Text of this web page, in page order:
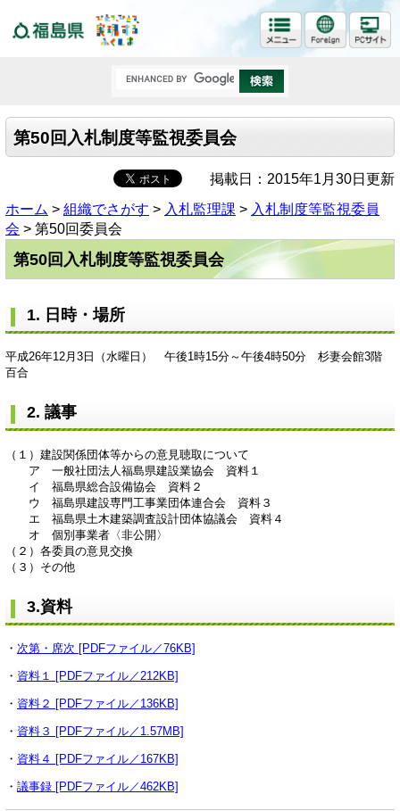
第50回入札制度等監視委員会
掲載日：2015年1月30日更新
ホーム > 組織でさがす > 入札監理課 > 入札制度等監視委員
会 > 第50回委員会
第50回入札制度等監視委員会
1. 日時・場所
平成26年12月3日（水曜日） 午後1時15分～午後4時50分 杉妻会館3階
百合
2. 議事
（１）建設関係団体等からの意見聴取について
ア 一般社団法人福島県建設業協会 資料１
イ 福島県総合設備協会 資料２
ウ 福島県建設専門工事業団体連合会 資料３
エ 福島県土木建築調査設計団体協議会 資料４
オ 個別事業者〈非公開〉
（２）各委員の意見交換
（３）その他
3.資料
・ 次第・席次 [PDFファイル／76KB]
・ 資料１ [PDFファイル／212KB]
・ 資料２ [PDFファイル／136KB]
・ 資料３ [PDFファイル／1.57MB]
・ 資料４ [PDFファイル／167KB]
・ 議事録 [PDFファイル／462KB]